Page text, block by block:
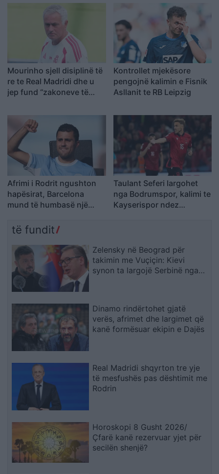
Mourinho sjell disiplinë të
re te Real Madridi dhe u
jep fund “zakoneve të
Kontrollet mjekësore
pengojnë kalimin e Fisnik
Asllanit te RB Leipzig
Afrimi i Rodrit ngushton
hapësirat, Barcelona
mund të humbasë një
akademisë
Taulant Seferi largohet
nga Bodrumspor, kalimi te
Kayserispor ndez
të fundit
Zelensky në Beograd për
takimin me Vuçiçin: Kievi
synon ta largojë Serbinë nga
Dinamo rindërtohet gjatë
verës, afrimet dhe largimet që
kanë formësuar ekipin e Dajës
Real Madridi shqyrton tre yje
të mesfushës pas dështimit me
Rodrin
Horoskopi 8 Gusht 2026/
Çfarë kanë rezervuar yjet për
secilën shenjë?